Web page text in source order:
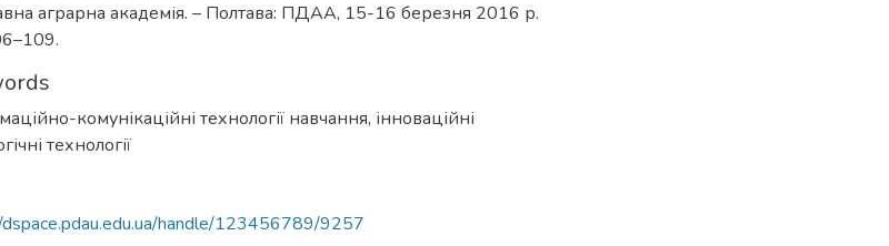
аграрна академія. – Полтава: ПДАА, 15-16 березня 2016 р.
комунікаційні технології навчання, інноваційні
технології
handle/123456789/9257